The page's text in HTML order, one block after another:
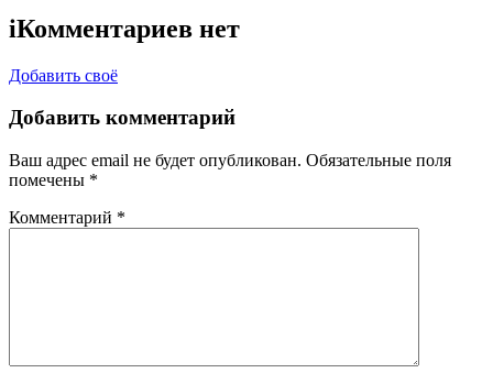
iКомментариев нет
Добавить своё
Добавить комментарий
Ваш адрес email не будет опубликован. Обязательные поля
помечены *
Комментарий *